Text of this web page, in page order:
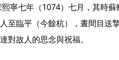
至臨平（今餘杭），晝間目送
對故人的思念與祝福。